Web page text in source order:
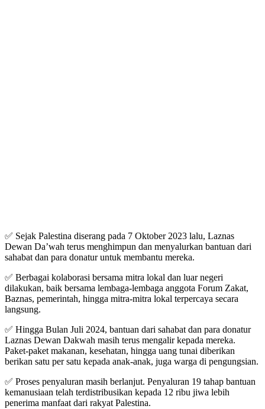
✅ Sejak Palestina diserang pada 7 Oktober 2023 lalu, Laznas
Dewan Da’wah terus menghimpun dan menyalurkan bantuan dari
sahabat dan para donatur untuk membantu mereka.
✅ Berbagai kolaborasi bersama mitra lokal dan luar negeri
dilakukan, baik bersama lembaga-lembaga anggota Forum Zakat,
Baznas, pemerintah, hingga mitra-mitra lokal terpercaya secara
langsung.
✅ Hingga Bulan Juli 2024, bantuan dari sahabat dan para donatur
Laznas Dewan Dakwah masih terus mengalir kepada mereka.
Paket-paket makanan, kesehatan, hingga uang tunai diberikan
berikan satu per satu kepada anak-anak, juga warga di pengungsian.
✅ Proses penyaluran masih berlanjut. Penyaluran 19 tahap bantuan
kemanusiaan telah terdistribusikan kepada 12 ribu jiwa lebih
penerima manfaat dari rakyat Palestina.